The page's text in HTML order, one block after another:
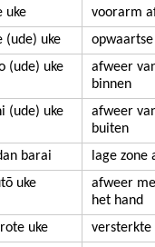
uke
voorarm
(ude) uke
(ude) uke
afweer
binnen
(ude) uke
afweer
buiten
barai
lage zone
uke
afweer
het hand
uke
versterkte